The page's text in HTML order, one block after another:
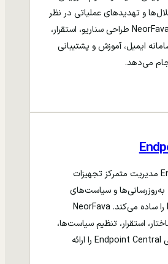
و تهدیدهای عملیاتی در نظر
گرفته شده است. NeorFava طراحی سناریو، استقرار،
ایمیل، آموزش و پشتیبانی
Endpoint Central مدیریت متمرکز تجهیزات
به‌روزرسانی‌ها و سیاست‌های
امنیتی Endpoint را ساده می‌کند. NeorFava
استقرار، تنظیم سیاست‌ها،
آموزش و پشتیبانی Endpoint Central را ارائه